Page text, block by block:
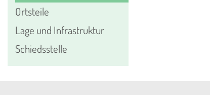
Ortsteile
Lage und Infrastruktur
Schiedsstelle